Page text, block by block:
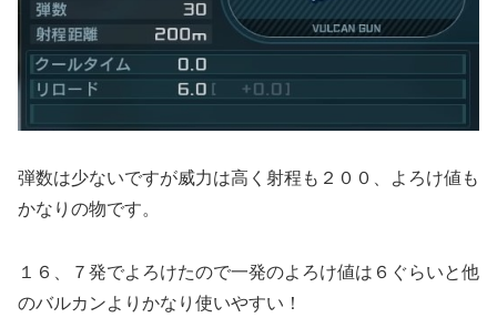
弾数は少ないですが威力は高く射程も２００、よろけ値も
かなりの物です。
１６、７発でよろけたので一発のよろけ値は６ぐらいと他
のバルカンよりかなり使いやすい！